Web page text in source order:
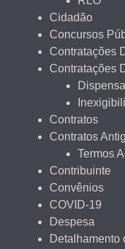
Cidadão
Concursos
Contratações
Contratações
Dispensa
Contratos
Contratos
Termos
Contribuinte
Convênios
COVID-19
Despesa
Detalhamento